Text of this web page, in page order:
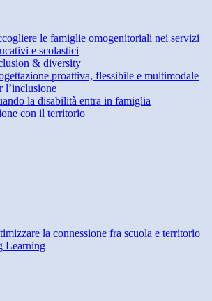
le famiglie omogenitoriali nei servizi
e scolastici
& diversity
proattiva, flessibile e multimodale
l’inclusione
la disabilità entra in famiglia
con il territorio
la connessione fra scuola e territorio
Learning